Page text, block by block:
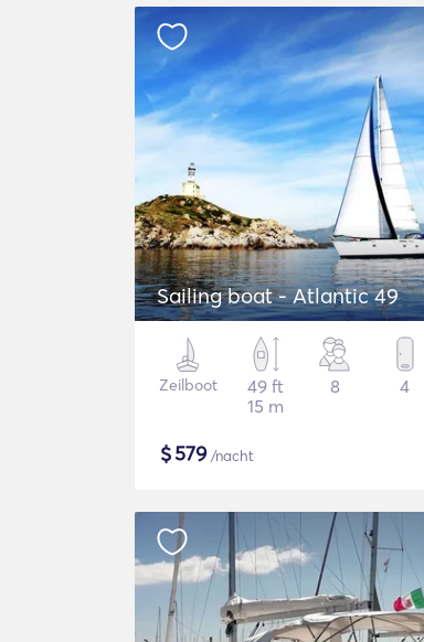
Sailing boat - Atlantic 49
Zeilboot
49 ft
15 m
8 4
$579/nacht